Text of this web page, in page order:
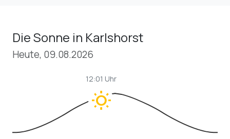
Die Sonne in Karlshorst
Heute, 09.08.2026
wb_sunny
12:01 Uhr